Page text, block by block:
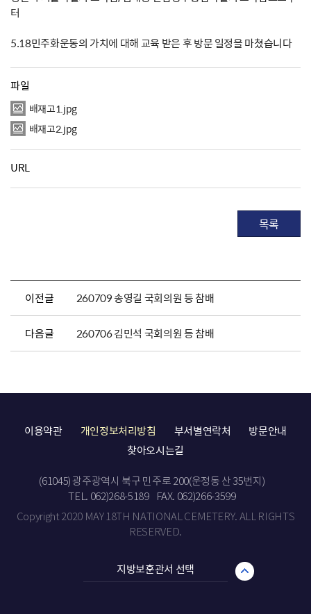
터
5.18민주화운동의 가치에 대해 교육 받은 후 방문 일정을 마쳤습니다
파일
배재고1.jpg
배재고2.jpg
URL
목록
이전글 260709 송영길 국회의원 등 참배
다음글 260706 김민석 국회의원 등 참배
이용약관 개인정보처리방침 부서별연락처
방문안내
찾아오시는길
(61045) 광주광역시 북구 민주로 200(운정동 산 35번지)
TEL. 062)268-5189
FAX. 062)266-3599
Copyright 2020 MAY 18TH NATIONAL CEMETERY. ALL RIGHTS
RESERVED.
지방보훈관서 선택